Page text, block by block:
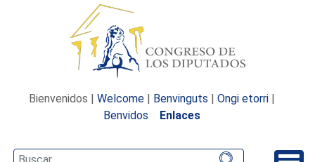
Bienvenidos | Welcome | Benvinguts | Ongi etorri |
Benvidos
Enlaces